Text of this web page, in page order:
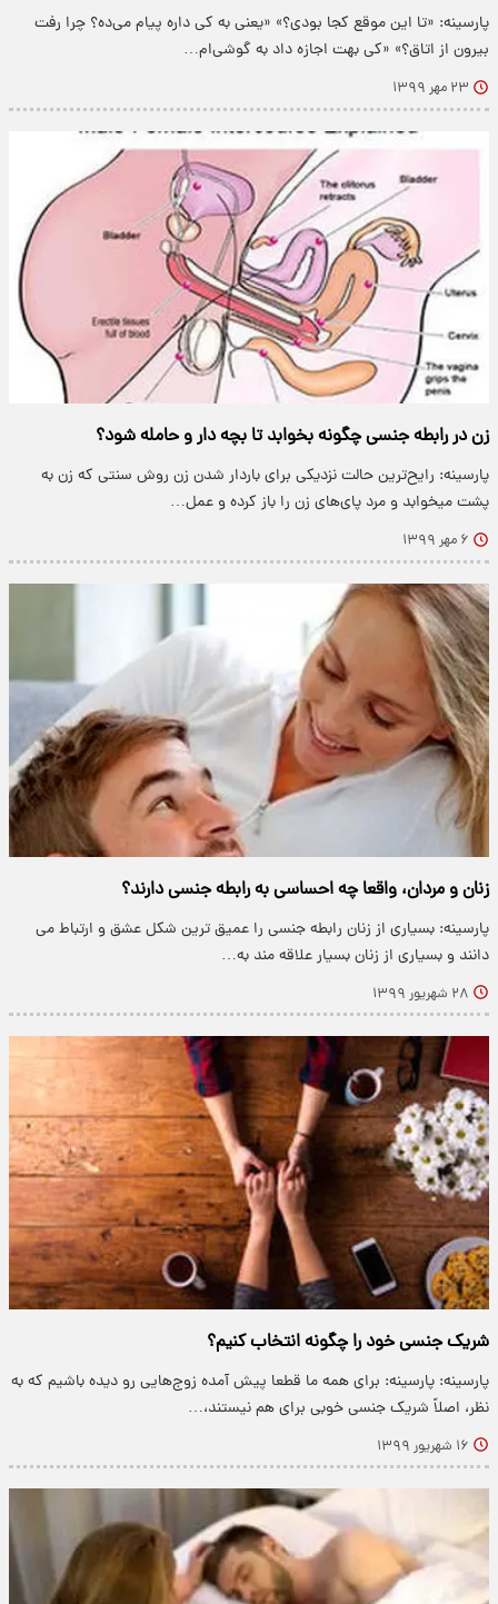
پارسینه: «تا این موقع کجا بودی؟» «یعنی به کی داره پیام می‌ده؟ چرا رفت
بیرون از اتاق؟» «کی بهت اجازه داد به گوشی‌ام…
۲۳ مهر ۱۳۹۹
زن در رابطه جنسی چگونه بخوابد تا بچه دار و حامله شود؟
پارسینه: رایح‌ترین حالت نزدیکی برای باردار شدن زن روش سنتی که زن به
پشت میخوابد و مرد پای‌های زن را باز کرده و عمل…
۶ مهر ۱۳۹۹
زنان و مردان، واقعا چه احساسی به رابطه جنسی دارند؟
پارسینه: بسیاری از زنان رابطه جنسی را عمیق ترین شکل عشق و ارتباط می
دانند و بسیاری از زنان بسیار علاقه مند به…
۲۸ شهریور ۱۳۹۹
شریک جنسی خود را چگونه انتخاب کنیم؟
پارسینه: پارسینه: برای همه ما قطعا پیش آمده زوج‌هایی رو دیده باشیم که به
نظر، اصلاً شریک جنسی خوبی برای هم نیستند،…
۱۶ شهریور ۱۳۹۹